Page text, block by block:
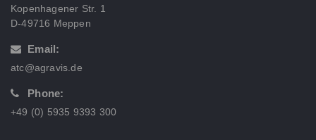
Kopenhagener Str. 1
D-49716 Meppen
Email:
atc@agravis.de
Phone:
+49 (0) 5935 9393 300